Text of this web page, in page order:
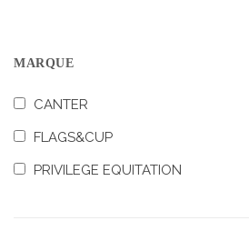
MARQUE
CANTER
FLAGS&CUP
PRIVILEGE EQUITATION